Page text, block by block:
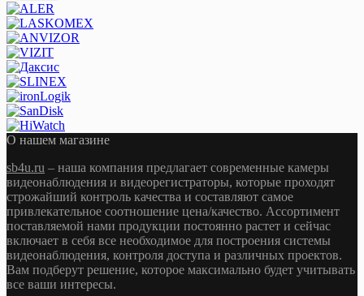
О нашем магазине
sb4u.ru – наша компания предлагает современные камеры
видеонаблюдения и видеорегистраторы, которые проходят
строжайший контроль качества и составляют самое
привлекательное соотношение цена/качество. Ассортимент
поставляемой нами продукции постоянно растет и сейчас
включает в себя все необходимое для построения системы
видеонаблюдения, контроля доступа и различных проектов.
Вам подберут решение, которое максимально будет учитывать
все ваши интересы.